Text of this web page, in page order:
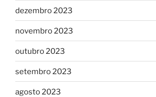
dezembro 2023
novembro 2023
outubro 2023
setembro 2023
agosto 2023